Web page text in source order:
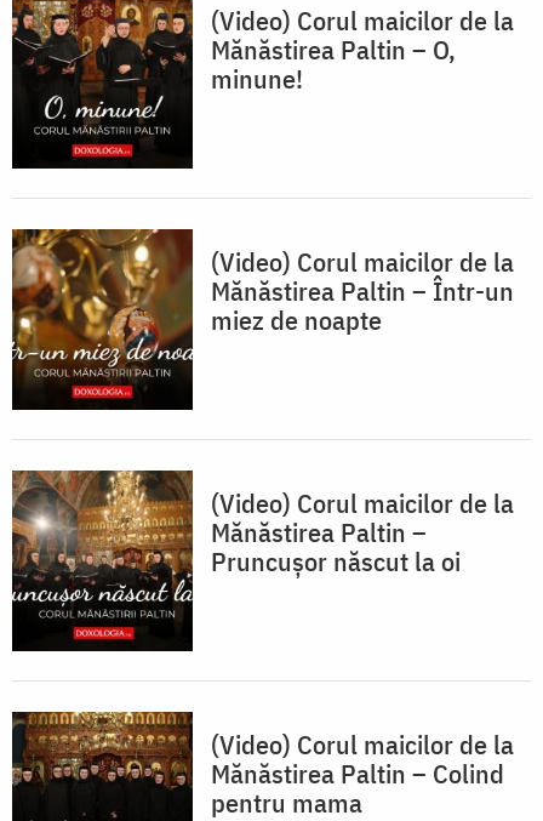
(Video) Corul maicilor de la
Mănăstirea Paltin – O,
minune!
(Video) Corul maicilor de la
Mănăstirea Paltin – Într-un
miez de noapte
(Video) Corul maicilor de la
Mănăstirea Paltin –
Pruncușor născut la oi
(Video) Corul maicilor de la
Mănăstirea Paltin – Colind
pentru mama